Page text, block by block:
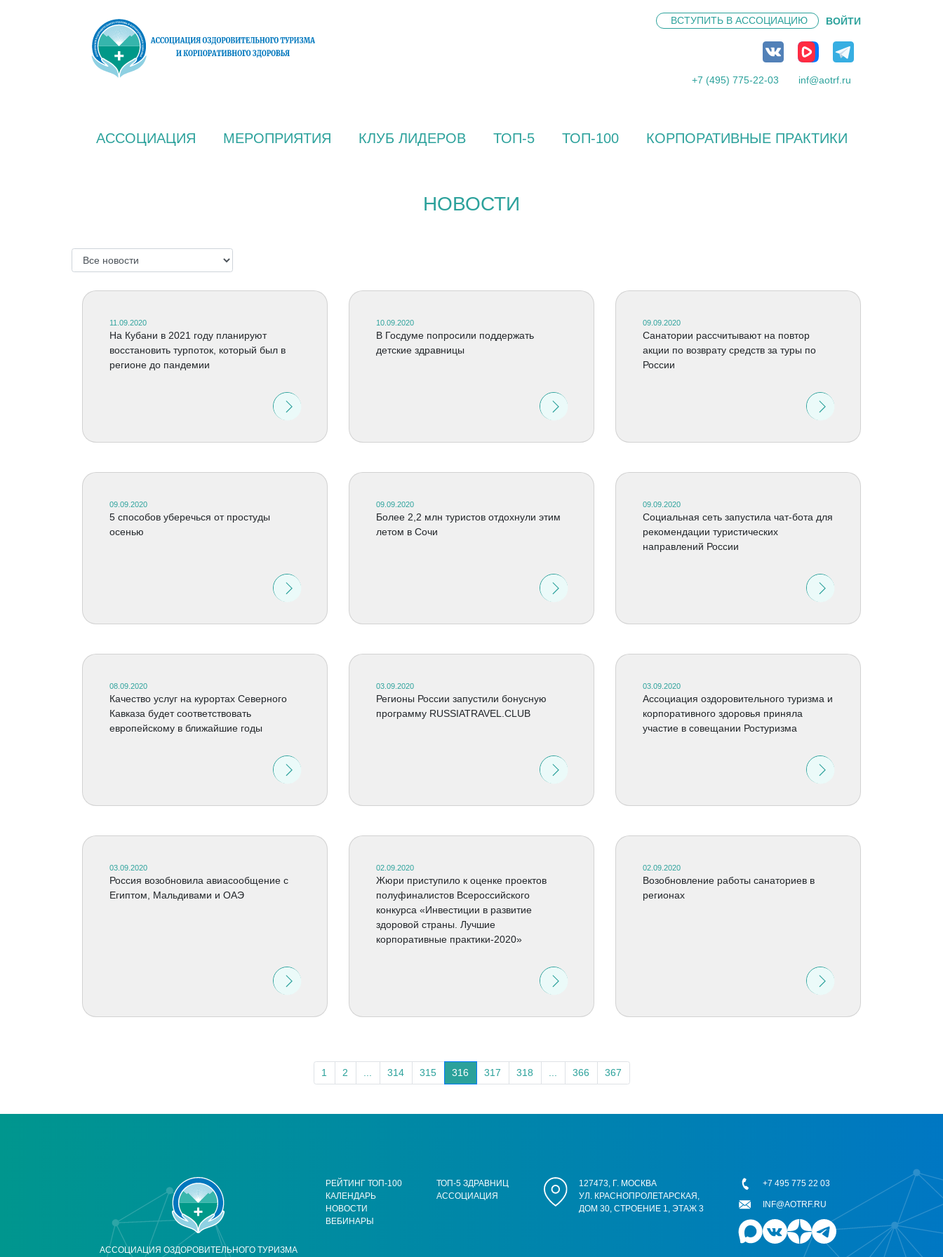
ВСТУПИТЬ В АССОЦИАЦИЮ ВОЙТИ
+7 (495) 775-22-03 inf@aotrf.ru
АССОЦИАЦИЯ МЕРОПРИЯТИЯ КЛУБ ЛИДЕРОВ ТОП-5 ТОП-100 КОРПОРАТИВНЫЕ ПРАКТИКИ
НОВОСТИ
11.09.2020
На Кубани в 2021 году планируют
восстановить турпоток, который был в
регионе до пандемии
10.09.2020
В Госдуме попросили поддержать
детские здравницы
09.09.2020
Санатории рассчитывают на повтор
акции по возврату средств за туры по
России
09.09.2020
5 способов уберечься от простуды
осенью
09.09.2020
Более 2,2 млн туристов отдохнули этим
летом в Сочи
09.09.2020
Социальная сеть запустила чат-бота для
рекомендации туристических
направлений России
08.09.2020
Качество услуг на курортах Северного
Кавказа будет соответствовать
европейскому в ближайшие годы
03.09.2020
Регионы России запустили бонусную
программу RUSSIATRAVEL.CLUB
03.09.2020
Ассоциация оздоровительного туризма и
корпоративного здоровья приняла
участие в совещании Ростуризма
03.09.2020
Россия возобновила авиасообщение с
Египтом, Мальдивами и ОАЭ
02.09.2020
Жюри приступило к оценке проектов
полуфиналистов Всероссийского
конкурса «Инвестиции в развитие
здоровой страны. Лучшие
корпоративные практики-2020»
02.09.2020
Возобновление работы санаториев в
регионах
1 2 314 315 316 317 318 366 367
АССОЦИАЦИЯ ОЗДОРОВИТЕЛЬНОГО ТУРИЗМА
РЕЙТИНГ ТОП-100
КАЛЕНДАРЬ
НОВОСТИ
ВЕБИНАРЫ
ТОП-5 ЗДРАВНИЦ
АССОЦИАЦИЯ
127473, Г. МОСКВА
УЛ. КРАСНОПРОЛЕТАРСКАЯ,
ДОМ 30, СТРОЕНИЕ 1, ЭТАЖ 3
+7 495 775 22 03
INF@AOTRF.RU